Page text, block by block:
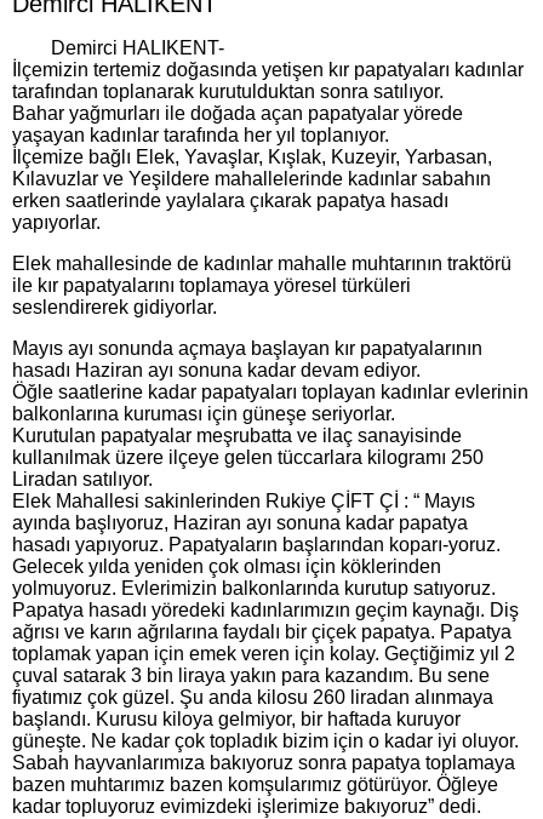
Demirci HALIKENT-
İlçemizin tertemiz doğasında yetişen kır papatyaları kadınlar
tarafından toplanarak kurutulduktan sonra satılıyor.
Bahar yağmurları ile doğada açan papatyalar yörede
yaşayan kadınlar tarafında her yıl toplanıyor.
İlçemize bağlı Elek, Yavaşlar, Kışlak, Kuzeyir, Yarbasan,
Kılavuzlar ve Yeşildere mahallelerinde kadınlar sabahın
erken saatlerinde yaylalara çıkarak papatya hasadı
yapıyorlar.
Elek mahallesinde de kadınlar mahalle muhtarının traktörü
ile kır papatyalarını toplamaya yöresel türküleri
seslendirerek gidiyorlar.
Mayıs ayı sonunda açmaya başlayan kır papatyalarının
hasadı Haziran ayı sonuna kadar devam ediyor.
Öğle saatlerine kadar papatyaları toplayan kadınlar evlerinin
balkonlarına kuruması için güneşe seriyorlar.
Kurutulan papatyalar meşrubatta ve ilaç sanayisinde
kullanılmak üzere ilçeye gelen tüccarlara kilogramı 250
Liradan satılıyor.
Elek Mahallesi sakinlerinden Rukiye ÇİFT Çİ : “ Mayıs
ayında başlıyoruz, Haziran ayı sonuna kadar papatya
hasadı yapıyoruz. Papatyaların başlarından koparı-yoruz.
Gelecek yılda yeniden çok olması için köklerinden
yolmuyoruz. Evlerimizin balkonlarında kurutup satıyoruz.
Papatya hasadı yöredeki kadınlarımızın geçim kaynağı. Diş
ağrısı ve karın ağrılarına faydalı bir çiçek papatya. Papatya
toplamak yapan için emek veren için kolay. Geçtiğimiz yıl 2
çuval satarak 3 bin liraya yakın para kazandım. Bu sene
fiyatımız çok güzel. Şu anda kilosu 260 liradan alınmaya
başlandı. Kurusu kiloya gelmiyor, bir haftada kuruyor
güneşte. Ne kadar çok topladık bizim için o kadar iyi oluyor.
Sabah hayvanlarımıza bakıyoruz sonra papatya toplamaya
bazen muhtarımız bazen komşularımız götürüyor. Öğleye
kadar topluyoruz evimizdeki işlerimize bakıyoruz” dedi.